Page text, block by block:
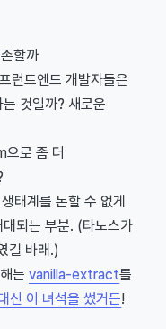
할까
런트엔드 개발자들은
것일까? 새로운
으로 좀 더
태계를 논할 수 없게
되는 부분. (타노스가
길 바래.)
는vanilla-extract를
이 녀석을 썼거든!